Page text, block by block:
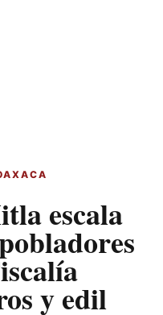
escala
y edil